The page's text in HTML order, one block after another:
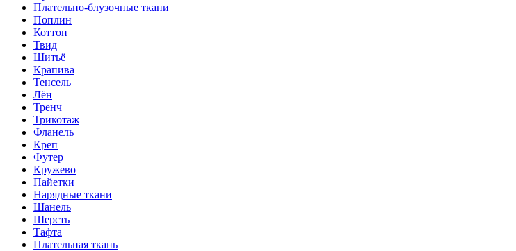
Плательно-блузочные ткани
Поплин
Коттон
Твид
Шитьё
Крапива
Тенсель
Лён
Тренч
Трикотаж
Фланель
Креп
Футер
Кружево
Пайетки
Нарядные ткани
Шанель
Шерсть
Тафта
Плательная ткань